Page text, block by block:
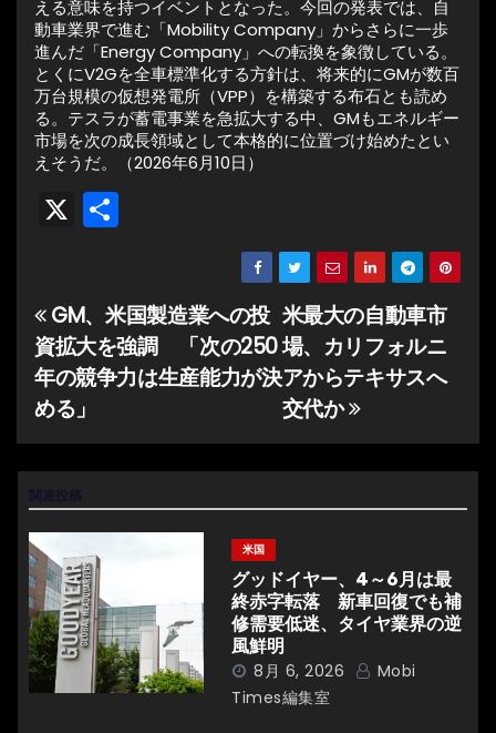
える意味を持つイベントとなった。今回の発表では、自
動車業界で進む「Mobility Company」からさらに一歩
進んだ「Energy Company」への転換を象徴している。
とくにV2Gを全車標準化する方針は、将来的にGMが数百
万台規模の仮想発電所（VPP）を構築する布石とも読め
る。テスラが蓄電事業を急拡大する中、GMもエネルギー
市場を次の成長領域として本格的に位置づけ始めたとい
えそうだ。（2026年6月10日）
X
投
稿
ナ
ビ
ゲ
ー
シ
ョ
ン
米最大の自動車市
場、カリフォルニ
アからテキサスへ
交代か
GM、米国製造業への投
資拡大を強調 「次の250
年の競争力は生産能力が決
める」
米国
グッドイヤー、4～6月は最
終赤字転落 新車回復でも補
修需要低迷、タイヤ業界の逆
風鮮明
8月 6, 2026
Mobi
Times編集室